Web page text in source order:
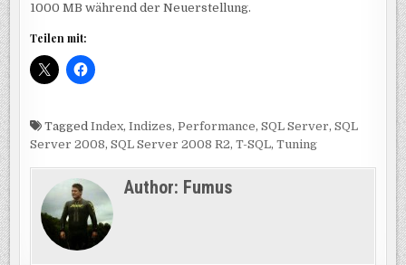
1000 MB während der Neuerstellung.
Teilen mit:
TaggedIndex,Indizes,Performance,SQL Server,SQL
Server 2008,SQL Server 2008 R2,T-SQL,Tuning
Author: Fumus